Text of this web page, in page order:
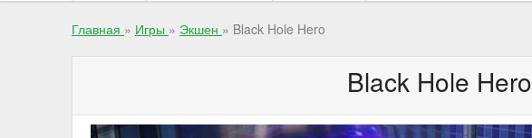
Главная » Игры » Экшен » Black Hole Hero
Black Hole Hero